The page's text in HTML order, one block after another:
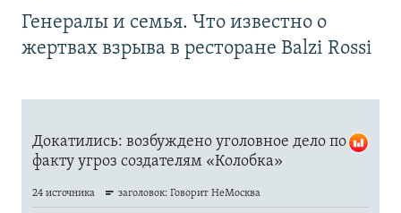
Генералы и семья. Что известно о
жертвах взрыва в ресторане Balzi Rossi